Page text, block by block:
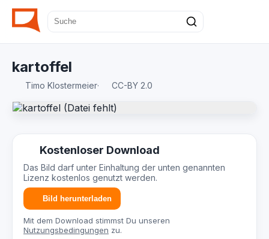
kartoffel
Timo Klostermeier· CC-BY 2.0
Kostenloser Download
Das Bild darf unter Einhaltung der unten genannten
Lizenz kostenlos genutzt werden.
Bild herunterladen
Mit dem Download stimmst Du unseren
Nutzungsbedingungen zu.